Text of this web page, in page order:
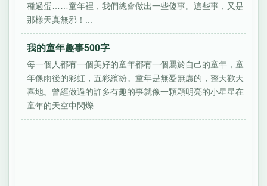
種過蛋……童年裡，我們總會做出一些傻事。這些事，又是
那樣天真無邪！...
我的童年趣事500字
每一個人都有一個美好的童年都有一個屬於自己的童年，童
年像雨後的彩虹，五彩繽紛。童年是無憂無慮的，整天歡天
喜地。曾經做過的許多有趣的事就像一顆顆明亮的小星星在
童年的天空中閃爍...